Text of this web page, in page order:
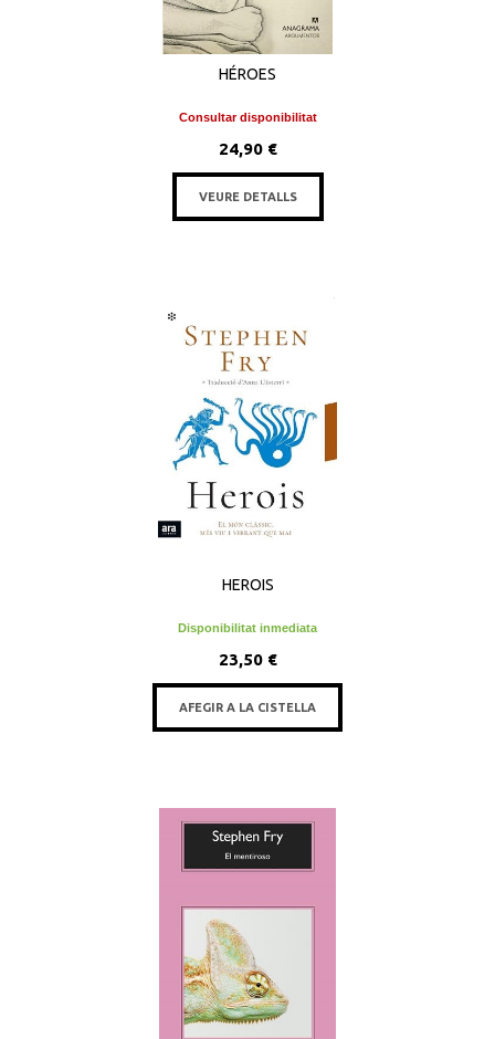
HÉROES
Consultar disponibilitat
24,90 €
VEURE DETALLS
HEROIS
Disponibilitat inmediata
23,50 €
AFEGIR A LA CISTELLA